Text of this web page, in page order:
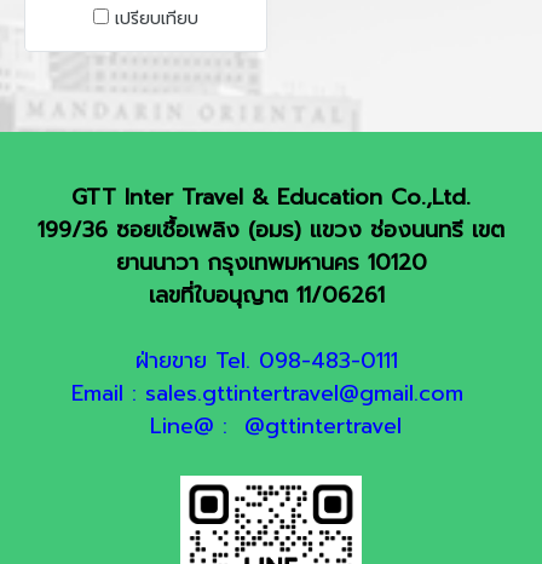
- โรม - ชีวิต้า ดิ บานอเรโจ้
เมืองที่กำลังจะหายไปจากอิตาลี
- มอนเตปูเชียโน่ - เปรูจา
เปรียบเทียบ
GTT Inter Travel & Education Co.,Ltd.
199/36 ซอยเชื้อเพลิง (อมร) แขวง ช่องนนทรี เขต
ยานนาวา กรุงเทพมหานคร 10120
เลขที่ใบอนุญาต 11/06261
ฝ่ายขาย Tel. 098-483-0111
Email : sales.gttintertravel@gmail.com
Line@ : @gttintertravel